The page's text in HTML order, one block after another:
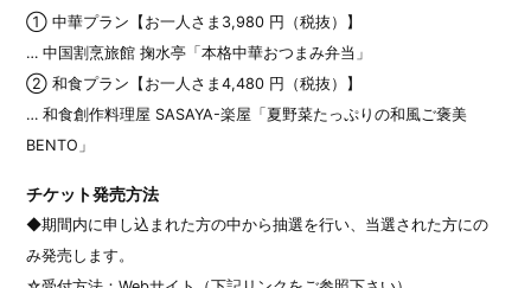
① 中華プラン【お一人さま3,980 円（税抜）】
… 中国割烹旅館 掬水亭「本格中華おつまみ弁当」
② 和食プラン【お一人さま4,480 円（税抜）】
… 和食創作料理屋 SASAYA-楽屋「夏野菜たっぷりの和風ご褒美
BENTO」
チケット発売方法
◆期間内に申し込まれた方の中から抽選を行い、当選された方にの
み発売します。